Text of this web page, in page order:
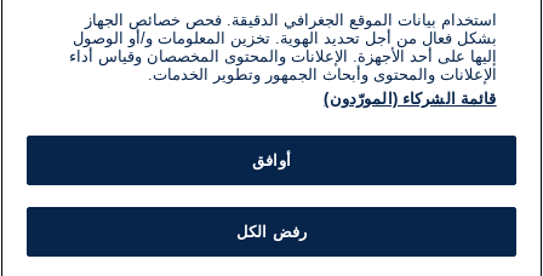
استخدام بيانات الموقع الجغرافي الدقيقة. فحص خصائص الجهاز
بشكل فعال من أجل تحديد الهوية. تخزين المعلومات و/أو الوصول
إليها على أحد الأجهزة. الإعلانات والمحتوى المخصصان وقياس أداء
الإعلانات والمحتوى وأبحاث الجمهور وتطوير الخدمات.
قائمة الشركاء (المورّدون)
أوافق
رفض الكل